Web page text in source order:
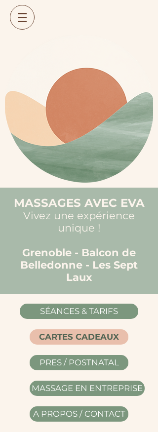
MASSAGES AVEC EVA
Vivez une expérience
unique !
Grenoble - Balcon de
Belledonne - Les Sept
Laux
SÉANCES & TARIFS
CARTES CADEAUX
PRES / POSTNATAL
MASSAGE EN ENTREPRISE
A PROPOS / CONTACT